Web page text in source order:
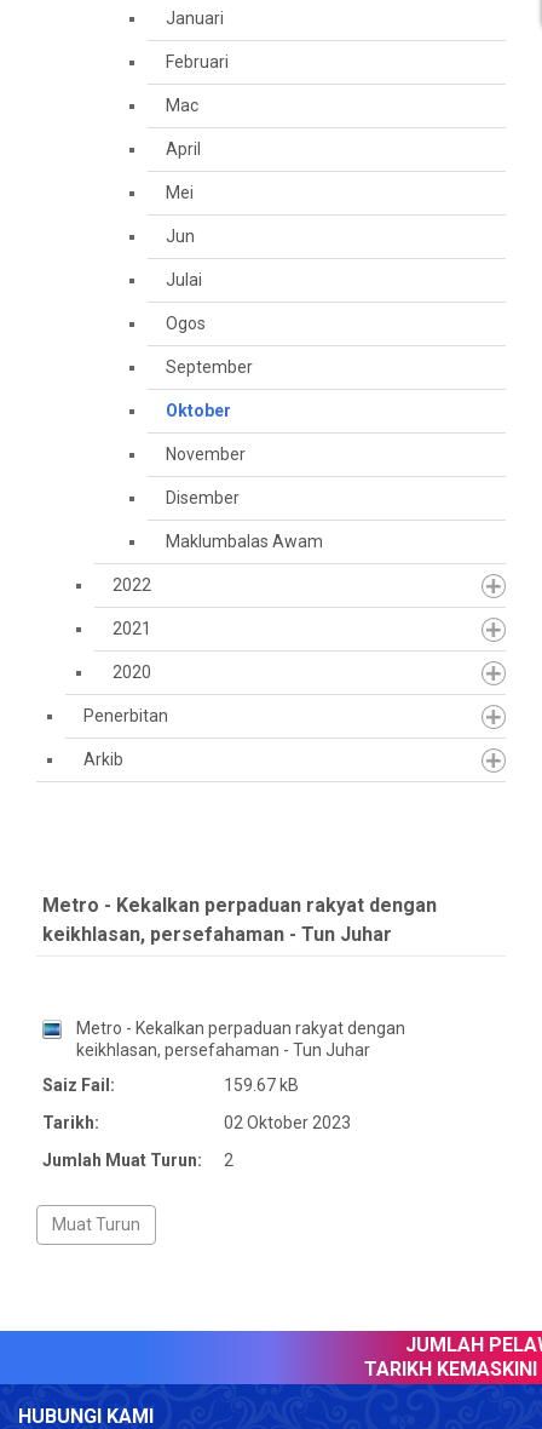
Januari
Februari
Mac
April
Mei
Jun
Julai
Ogos
September
Oktober
November
Disember
Maklumbalas Awam
2022
2021
2020
Penerbitan
Arkib
Metro - Kekalkan perpaduan rakyat dengan
keikhlasan, persefahaman - Tun Juhar
Metro - Kekalkan perpaduan rakyat dengan
keikhlasan, persefahaman - Tun Juhar
Saiz Fail:
159.67 kB
Tarikh:
02 Oktober 2023
Jumlah Muat Turun:
2
JUMLAH
TARIKH KEMASKINI :
HUBUNGI KAMI